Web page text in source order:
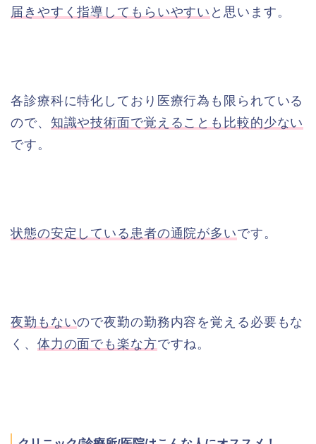
届きやすく指導してもらいやすい と思います。
各診療科に特化しており医療行為も限られている
ので、 知識や技術面で覚えることも比較的少ない
です。
状態の安定している患者の通院が多いです。
夜勤もないので夜勤の勤務内容を覚える必要もな
く、 体力の面でも楽な方ですね。